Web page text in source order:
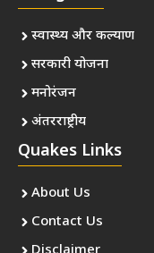
स्वास्थ्य और कल्याण
सरकारी योजना
मनोरंजन
अंतरराष्ट्रीय
Quakes Links
About Us
Contact Us